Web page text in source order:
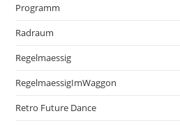
Programm
Radraum
Regelmaessig
RegelmaessigImWaggon
Retro Future Dance